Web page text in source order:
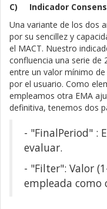
C) Indicador
Una variante de los dos
por su sencillez y
el MACT. Nuestro
confluencia una serie de
entre un valor mínimo
por el usuario. Como
empleamos otra EMA
definitiva, tenemos dos
- "FinalPeriod" :
evaluar.
- "Filter": Valor
empleada como